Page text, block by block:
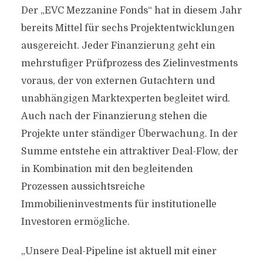
Der „EVC Mezzanine Fonds“ hat in diesem Jahr
bereits Mittel für sechs Projektentwicklungen
ausgereicht. Jeder Finanzierung geht ein
mehrstufiger Prüfprozess des Zielinvestments
voraus, der von externen Gutachtern und
unabhängigen Marktexperten begleitet wird.
Auch nach der Finanzierung stehen die
Projekte unter ständiger Überwachung. In der
Summe entstehe ein attraktiver Deal-Flow, der
in Kombination mit den begleitenden
Prozessen aussichtsreiche
Immobilieninvestments für institutionelle
Investoren ermögliche.
„Unsere Deal-Pipeline ist aktuell mit einer